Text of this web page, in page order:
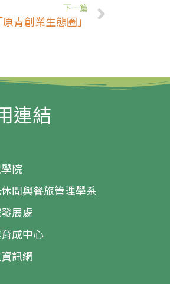
下一篇
青創業生態圈」
連結
院
閒與餐旅管理學系
展處
成中心
訊網